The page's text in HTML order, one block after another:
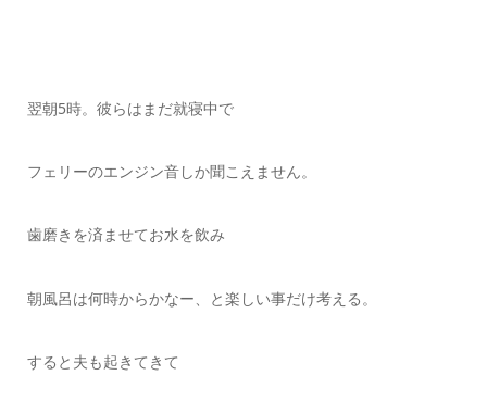
翌朝5時。彼らはまだ就寝中で
フェリーのエンジン音しか聞こえません。
歯磨きを済ませてお水を飲み
朝風呂は何時からかなー、と楽しい事だけ考える。
すると夫も起きてきて